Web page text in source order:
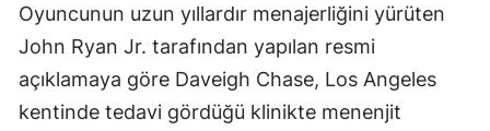
Kars
Kastamonu
Kayseri
Oyuncunun uzun yıllardır menajerliğini yürüten
John Ryan Jr. tarafından yapılan resmi
açıklamaya göre Daveigh Chase, Los Angeles
kentinde tedavi gördüğü klinikte menenjit